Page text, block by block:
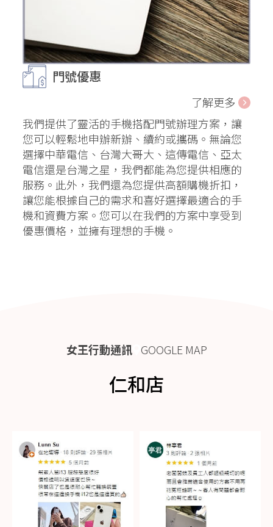
門號優惠
了解更多
我們提供了靈活的手機搭配門號辦理方案，讓
您可以輕鬆地申辦新辦、續約或攜碼。無論您
選擇中華電信、台灣大哥大、這傳電信、亞太
電信還是台灣之星，我們都能為您提供相應的
服務。此外，我們還為您提供高額購機折扣，
讓您能根據自己的需求和喜好選擇最適合的手
機和資費方案。您可以在我們的方案中享受到
優惠價格，並擁有理想的手機。
女王行動通訊 GOOGLE MAP
仁和店